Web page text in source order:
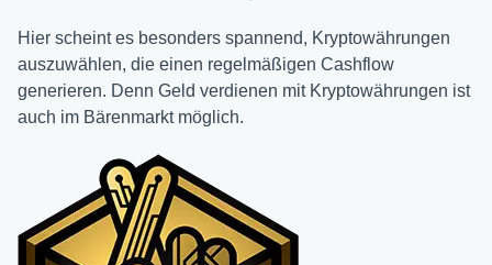
Hier scheint es besonders spannend, Kryptowährungen
auszuwählen, die einen regelmäßigen Cashflow
generieren. Denn Geld verdienen mit Kryptowährungen ist
auch im Bärenmarkt möglich.